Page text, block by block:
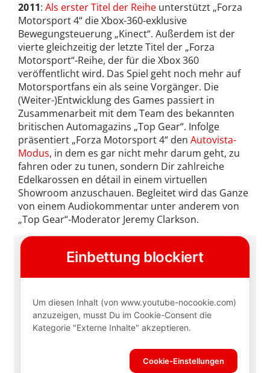
2011:Als erster Titel der Reihe unterstützt „Forza
Motorsport 4“ die Xbox-360-exklusive
Bewegungsteuerung „Kinect“. Außerdem ist der
vierte gleichzeitig der letzte Titel der „Forza
Motorsport“-Reihe, der für die Xbox 360
veröffentlicht wird. Das Spiel geht noch mehr auf
Motorsportfans ein als seine Vorgänger. Die
(Weiter-)Entwicklung des Games passiert in
Zusammenarbeit mit dem Team des bekannten
britischen Automagazins „Top Gear“. Infolge
präsentiert „Forza Motorsport 4“ den Autovista-
Modus, in dem es gar nicht mehr darum geht, zu
fahren oder zu tunen, sondern Dir zahlreiche
Edelkarossen en détail in einem virtuellen
Showroom anzuschauen. Begleitet wird das Ganze
von einem Audiokommentar unter anderem von
„Top Gear“-Moderator Jeremy Clarkson.